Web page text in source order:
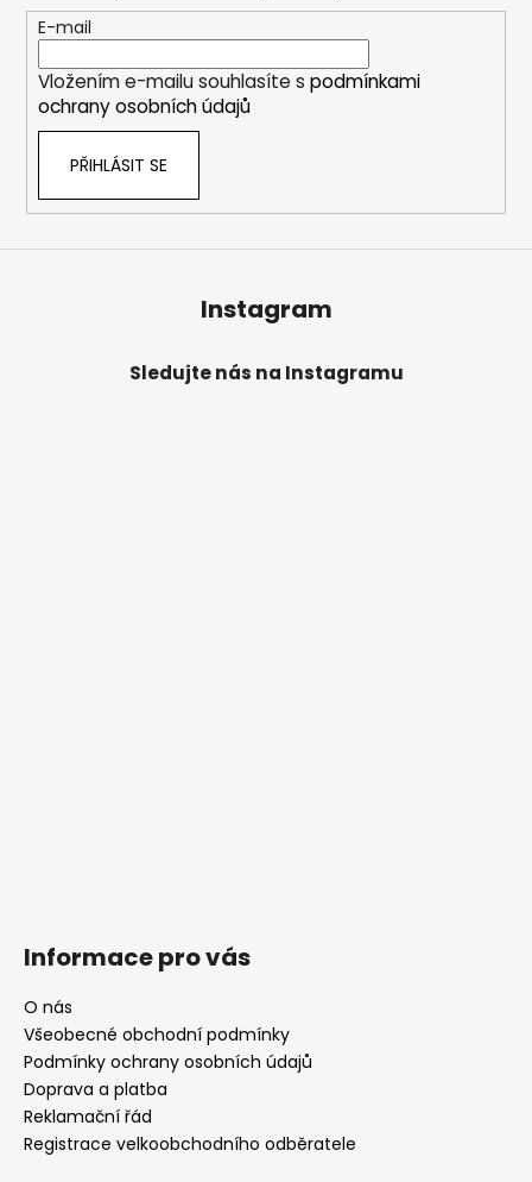
E-mail
Vložením e-mailu souhlasíte s podmínkami
ochrany osobních údajů
PŘIHLÁSIT SE
Instagram
Sledujte nás na Instagramu
Informace pro vás
O nás
Všeobecné obchodní podmínky
Podmínky ochrany osobních údajů
Doprava a platba
Reklamační řád
Registrace velkoobchodního odběratele